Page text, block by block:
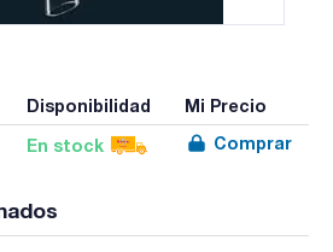
Disponibilidad Mi Precio
En stock Comprar